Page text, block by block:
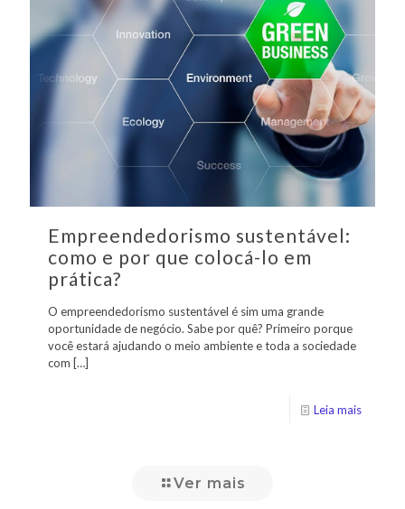
Empreendedorismo sustentável:
como e por que colocá-lo em
prática?
O empreendedorismo sustentável é sim uma grande
oportunidade de negócio. Sabe por quê? Primeiro porque
você estará ajudando o meio ambiente e toda a sociedade
com […]
Leia mais
Ver mais